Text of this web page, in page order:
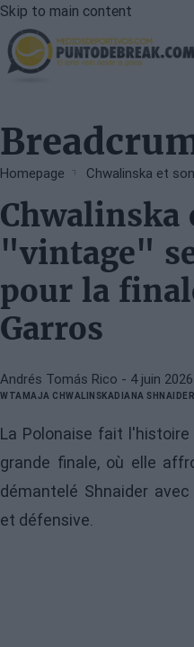
Skip to main content
Homepage
Chwalinska
"vintage"
pour la
Garros
Andrés Tomás Rico - 4 juin 2026
WTA MAJA CHWALINSKADIANA SHNAIDER
La Polonaise fait
grande finale, où elle
démantelé Shnaider
et défensive.